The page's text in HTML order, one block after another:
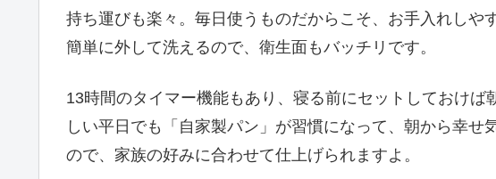
持ち運びも楽々。毎日使うものだからこそ、お手入れしや
簡単に外して洗えるので、衛生面もバッチリです。
13時間のタイマー機能もあり、寝る前にセットしておけ
しい平日でも「自家製パン」が習慣になって、朝から幸せ
ので、家族の好みに合わせて仕上げられますよ。